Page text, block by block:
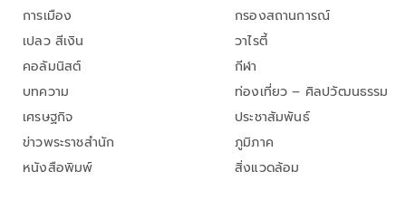
การเมือง
เปลว สีเงิน
คอลัมนิสต์
บทความ
เศรษฐกิจ
ข่าวพระราชสำนัก
หนังสือพิมพ์
กรองสถานการณ์
วาไรตี้
กีฬา
ท่องเที่ยว – ศิลปวัฒนธรรม
ประชาสัมพันธ์
ภูมิภาค
สิ่งแวดล้อม